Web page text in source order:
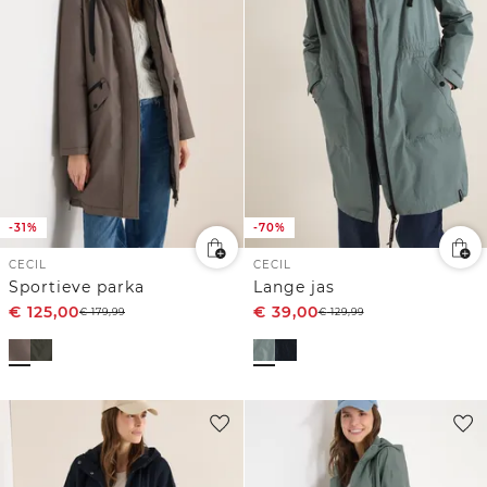
-31%
CECIL
Sportieve parka
€ 125,00€179,99
-70%
CECIL
Lange jas
€ 39,00€129,99